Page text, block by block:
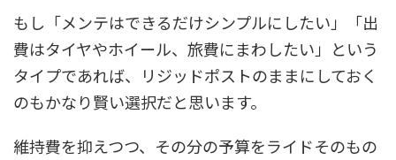
もし「メンテはできるだけシンプルにしたい」「出
費はタイヤやホイール、旅費にまわしたい」という
タイプであれば、リジッドポストのままにしておく
のもかなり賢い選択だと思います。
維持費を抑えつつ、その分の予算をライドそのもの